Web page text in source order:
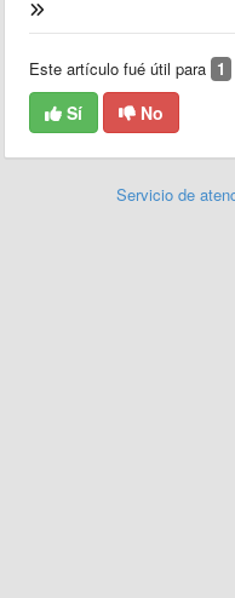
Este artículo fué útil para 1
Sí No
Servicio de